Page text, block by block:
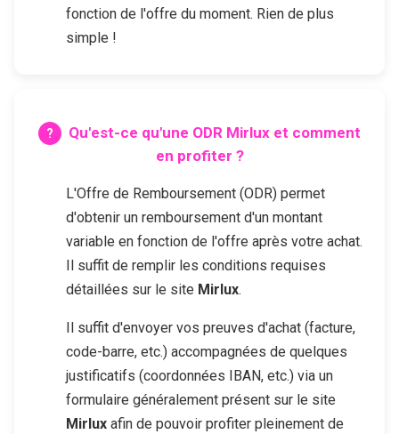
fonction de l'offre du moment. Rien de plus
simple !
Qu'est-ce qu'une ODR Mirlux et comment
en profiter ?
L'Offre de Remboursement (ODR) permet
d'obtenir un remboursement d'un montant
variable en fonction de l'offre après votre achat.
Il suffit de remplir les conditions requises
détaillées sur le site Mirlux.
Il suffit d'envoyer vos preuves d'achat (facture,
code-barre, etc.) accompagnées de quelques
justificatifs (coordonnées IBAN, etc.) via un
formulaire généralement présent sur le site
Mirlux afin de pouvoir profiter pleinement de